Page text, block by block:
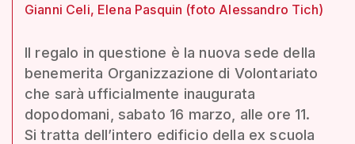
Gianni Celi, Elena Pasquin (foto Alessandro Tich)
Il regalo in questione è la nuova sede della
benemerita Organizzazione di Volontariato
che sarà ufficialmente inaugurata
dopodomani, sabato 16 marzo, alle ore 11.
Si tratta dell’intero edificio della ex scuola